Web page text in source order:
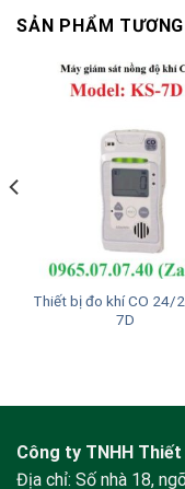
SẢN PHẨM
Thiết bị đo khí CO 24/
7D
Công ty TNHH Thiết
Địa chỉ: Số nhà 18,